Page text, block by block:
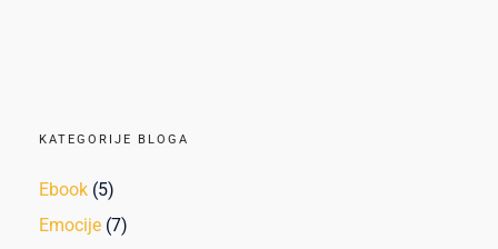
KATEGORIJE BLOGA
Ebook (5)
Emocije (7)